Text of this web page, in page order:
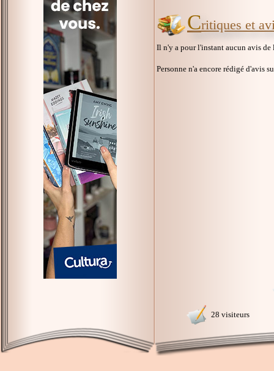
Critiques et
Il n'y a pour l'instant aucun avis
Personne n'a encore rédigé d'avis
28 visiteurs